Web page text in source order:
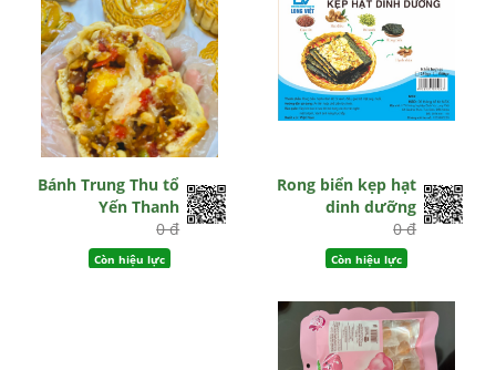
Bánh Trung Thu tổ
Yến Thanh
0 đ
Còn hiệu lực
Rong biển kẹp hạt
dinh dưỡng
0 đ
Còn hiệu lực